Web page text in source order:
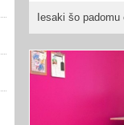
Iesaki šo